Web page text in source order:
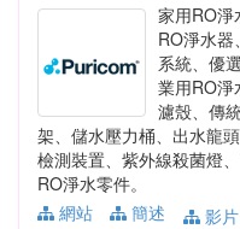
家用RO淨
RO淨水
系統、優
業用RO淨
濾殼、傳
架、儲水壓力桶、出水龍
檢測裝置、紫外線殺菌燈
RO淨水零件。
網站
簡述 影片